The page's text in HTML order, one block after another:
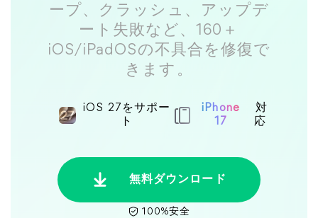
ープ、クラッシュ、アップデ
ート失敗など、160＋
iOS/iPadOSの不具合を修復で
きます。
iOS 27をサポー
ト
iPhone
17
対
応
無料ダウンロード
100%安全